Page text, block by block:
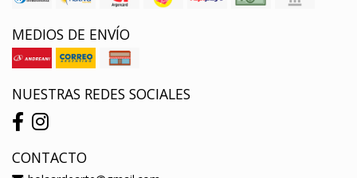
MEDIOS DE ENVÍO
NUESTRAS REDES SOCIALES
CONTACTO